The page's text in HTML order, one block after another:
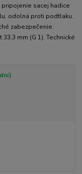
sacej hadice
odolná proti podtlaku.
zabezpečenie.
mm (G 1). Technické